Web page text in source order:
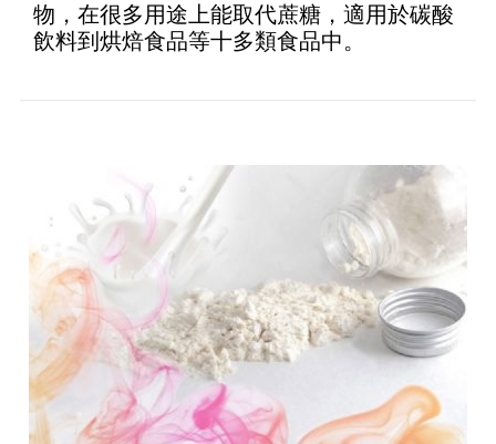
物，在很多用途上能取代蔗糖，適用於碳酸
飲料到烘焙食品等十多類食品中。